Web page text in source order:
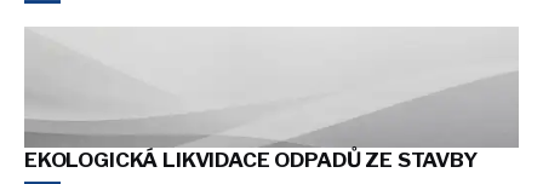
EKOLOGICKÁ LIKVIDACE ODPADŮ ZE STAVBY